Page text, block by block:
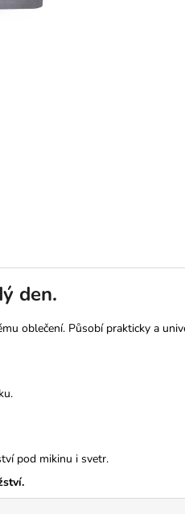
den.
oblečení. Působí prakticky a
pod mikinu i svetr.